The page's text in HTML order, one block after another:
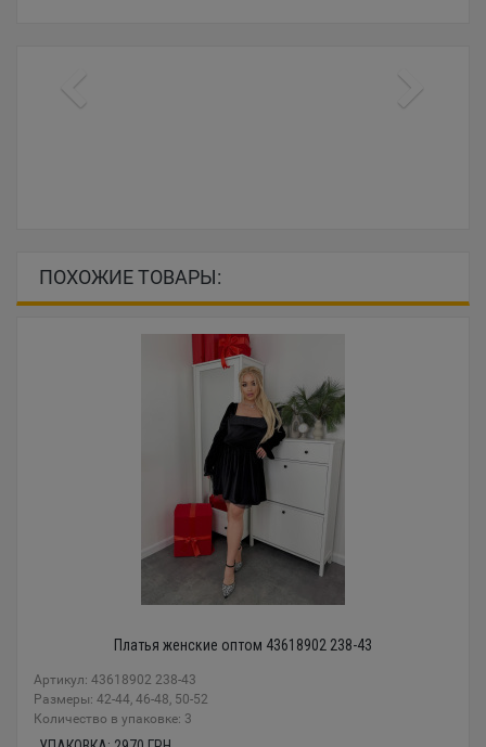
ПОХОЖИЕ ТОВАРЫ:
Платья женские оптом 43618902 238-43
Артикул: 43618902 238-43
Размеры: 42-44, 46-48, 50-52
Количество в упаковке: 3